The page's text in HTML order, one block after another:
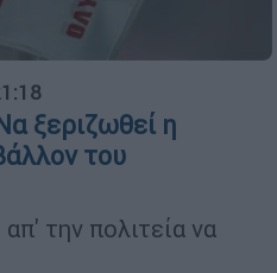
ξεριζωθεί η
του
την πολιτεία να